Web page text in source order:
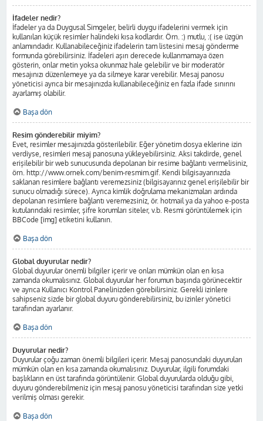
İfadeler nedir?
İfadeler ya da Duygusal Simgeler, belirli duygu ifadelerini vermek için
kullanılan küçük resimler halindeki kısa kodlardır. Örn. :) mutlu, :( ise üzgün
anlamındadır. Kullanabileceğiniz ifadelerin tam listesini mesaj gönderme
formunda görebilirsiniz. İfadeleri aşırı derecede kullanmamaya özen
gösterin, onlar metin yoksa okunmaz hale gelebilir ve bir moderatör
mesajınızı düzenlemeye ya da silmeye karar verebilir. Mesaj panosu
yöneticisi ayrıca bir mesajınızda kullanabileceğiniz en fazla ifade sınırını
ayarlamış olabilir.
Başa dön
Resim gönderebilir miyim?
Evet, resimler mesajınızda gösterilebilir. Eğer yönetim dosya eklerine izin
verdiyse, resimleri mesaj panosuna yükleyebilirsiniz. Aksi takdirde, genel
erişilebilir bir web sunucusunda depolanan bir resime bağlantı vermelisiniz,
örn. http://www.ornek.com/benim-resmim.gif. Kendi bilgisayarınızda
saklanan resimlere bağlantı veremezsiniz (bilgisayarınız genel erişilebilir bir
sunucu olmadığı sürece). Ayrıca kimlik doğrulama mekanizmaları ardında
depolanan resimlere bağlantı veremezsiniz, ör. hotmail ya da yahoo e-posta
kutularındaki resimler, şifre korumları siteler, v.b. Resmi görüntülemek için
BBCode [img] etiketini kullanın.
Başa dön
Global duyurular nedir?
Global duyurular önemli bilgiler içerir ve onları mümkün olan en kısa
zamanda okumalısınız. Global duyurular her forumun başında görünecektir
ve ayrıca Kullanıcı Kontrol Panelinizden görebilirsiniz. Gerekli izinlere
sahipseniz sizde bir global duyuru gönderebilirsiniz, bu izinler yönetici
tarafından ayarlanır.
Başa dön
Duyurular nedir?
Duyurular çoğu zaman önemli bilgileri içerir. Mesaj panosundaki duyuruları
mümkün olan en kısa zamanda okumalısınız. Duyurular, ilgili forumdaki
başlıkların en üst tarafında görüntülenir. Global duyurularda olduğu gibi,
duyuru gönderebilmeniz için mesaj panosu yöneticisi tarafından size yetki
verilmiş olması gerekir.
Başa dön